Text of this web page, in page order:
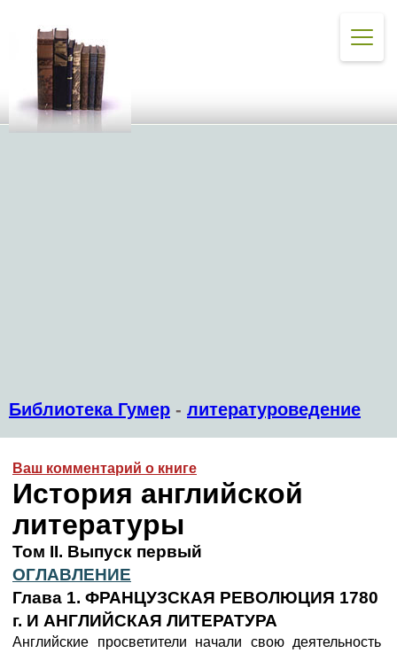
Библиотека Гумер - литературоведение
Ваш комментарий о книге
История английской
литературы
Том II. Выпуск первый
ОГЛАВЛЕНИЕ
Глава 1. ФРАНЦУЗСКАЯ РЕВОЛЮЦИЯ 1780
г. И АНГЛИЙСКАЯ ЛИТЕРАТУРА
Английские просветители начали свою деятельность